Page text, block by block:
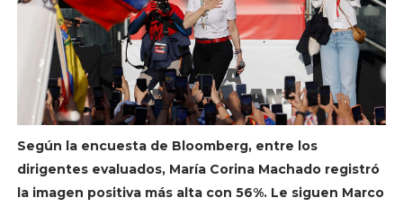
Según la encuesta de Bloomberg, entre los
dirigentes evaluados, María Corina Machado registró
la imagen positiva más alta con 56%. Le siguen Marco